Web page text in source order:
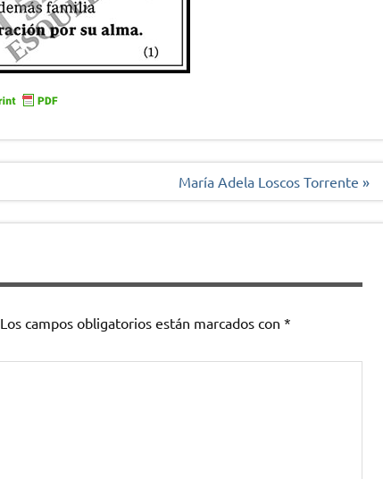
María Adela Loscos Torrente »
Los campos obligatorios están marcados con *